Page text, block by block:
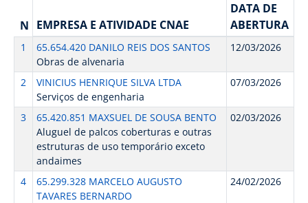
N EMPRESA E ATIVIDADE CNAE
DATA DE
ABERTURA
1
65.654.420 DANILO REIS DOS SANTOS
Obras de alvenaria
12/03/2026
2
VINICIUS HENRIQUE SILVA LTDA
Serviços de engenharia
07/03/2026
3
65.420.851 MAXSUEL DE SOUSA BENTO
Aluguel de palcos coberturas e outras
estruturas de uso temporário exceto
andaimes
02/03/2026
4
65.299.328 MARCELO AUGUSTO
TAVARES BERNARDO
24/02/2026